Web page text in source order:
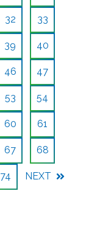
32 33
39 40
46 47
53 54
60 61
67 68
74 NEXT